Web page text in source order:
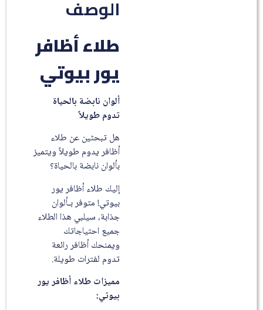
الوصف
طلاء أظافر
يور بيوتي
ألوان نابضة بالحياة
تدوم طويلاً
هل تبحثين عن طلاء
أظافر يدوم طويلاً ويتميز
بألوان نابضة بالحياة؟
إليك طلاء أظافر يور
بيوتي! متوفر بـألوان
جذابة، سيلبي هذا الطلاء
جميع احتياجاتك
ويمنحك أظافر رائعة
تدوم لفترات طويلة.
مميزات طلاء أظافر يور
بيوتي: